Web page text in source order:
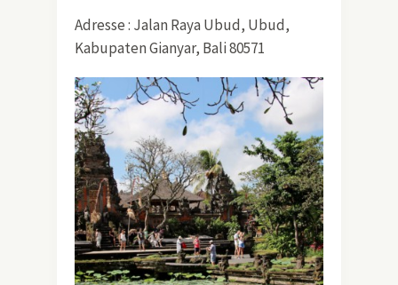
Adresse : Jalan Raya Ubud, Ubud,
Kabupaten Gianyar, Bali 80571